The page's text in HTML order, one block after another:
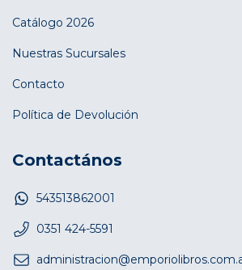
Catálogo 2026
Nuestras Sucursales
Contacto
Política de Devolución
Contactános
543513862001
0351 424-5591